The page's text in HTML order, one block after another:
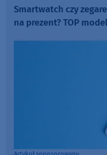
Smartwatch czy
na prezent? TOP